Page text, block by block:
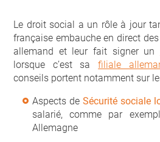
Le droit social a un rôle à jour
française embauche en direct
allemand et leur fait signer un
lorsque c’est safiliale
conseils portent notamment sur
Aspects de Sécurité sociale
salarié, comme par
Allemagne